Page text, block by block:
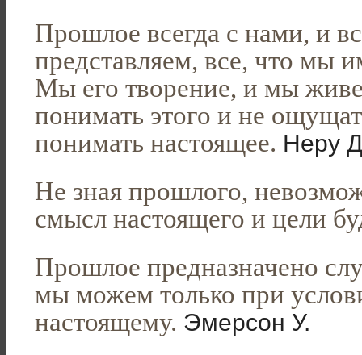
Прошлое всегда с нами, и
представляем, все, что мы
Мы его творение, и мы
понимать этого и не
понимать настоящее. Неру
Не зная прошлого,
смысл настоящего и цели
Прошлое предназначено
мы можем только при
настоящему. Эмерсон У.